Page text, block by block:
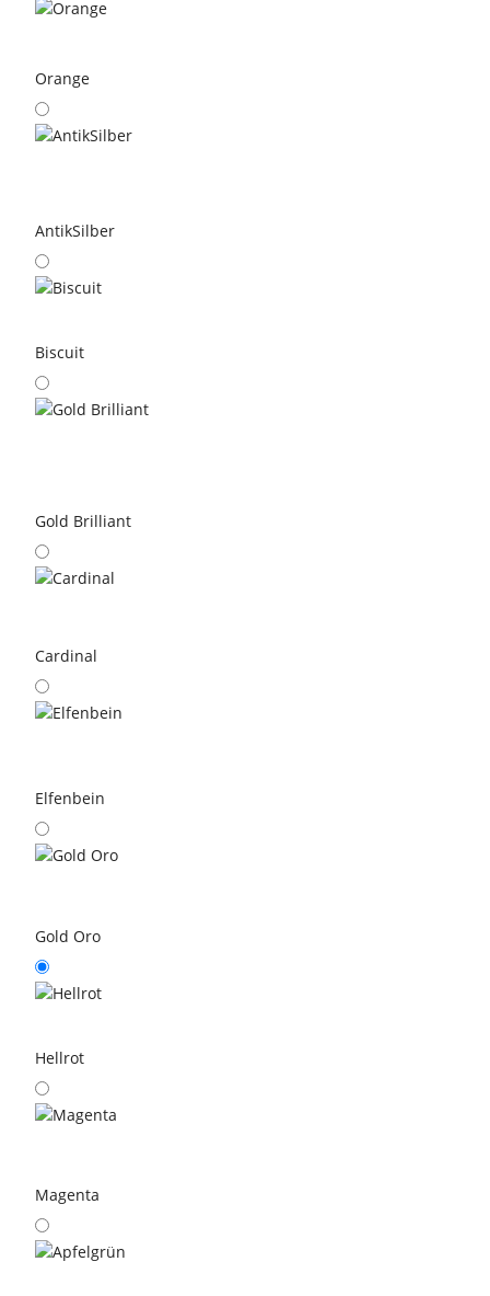
Orange
AntikSilber
Biscuit
Gold Brilliant
Cardinal
Elfenbein
Gold Oro
Hellrot
Magenta